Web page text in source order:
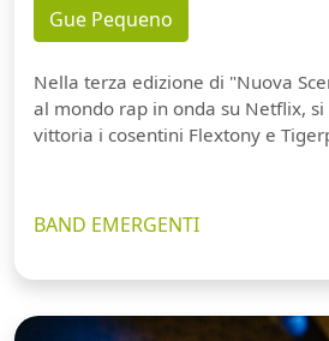
Gue Pequeno
Nella terza edizione di "Nuova
al mondo rap in onda su Netflix,
vittoria i cosentini Flextony e
BAND EMERGENTI